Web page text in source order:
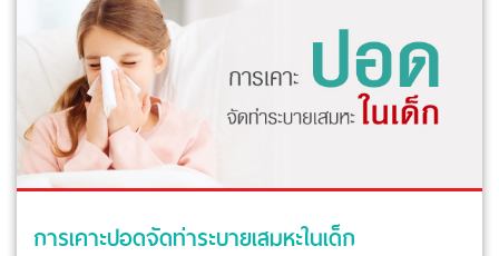
การเคาะปอดจัดท่าระบายเสมหะในเด็ก